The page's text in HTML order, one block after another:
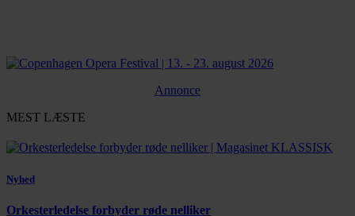
Annonce
MEST LÆSTE
Nyhed
Orkesterledelse forbyder røde nelliker